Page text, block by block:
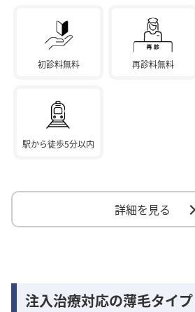
初診料無料 再診料無料
駅から徒歩5分以内
詳細を見る
注入治療対応の薄毛タイプ